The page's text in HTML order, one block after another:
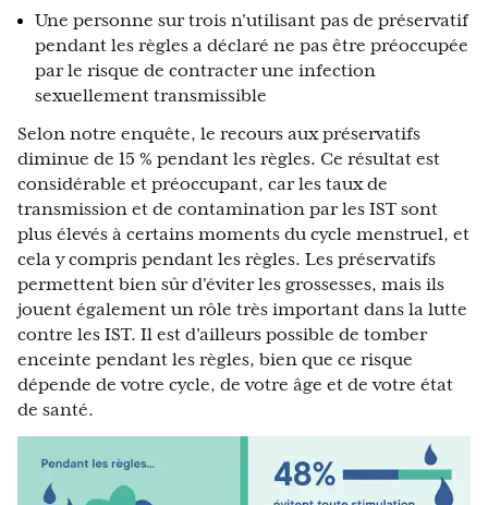
Une personne sur trois n'utilisant pas de préservatif
pendant les règles a déclaré ne pas être préoccupée
par le risque de contracter une infection
sexuellement transmissible
Selon notre enquête, le recours aux préservatifs
diminue de 15 % pendant les règles. Ce résultat est
considérable et préoccupant, car les taux de
transmission et de contamination par les IST sont
plus élevés à certains moments du cycle menstruel, et
cela y compris pendant les règles. Les préservatifs
permettent bien sûr d'éviter les grossesses, mais ils
jouent également un rôle très important dans la lutte
contre les IST. Il est d’ailleurs possible de tomber
enceinte pendant les règles, bien que ce risque
dépende de votre cycle, de votre âge et de votre état
de santé.